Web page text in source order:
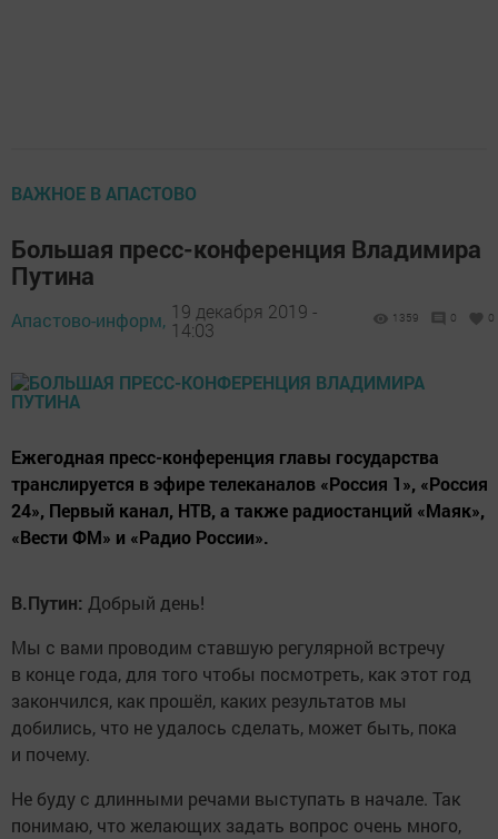
ВАЖНОЕ В АПАСТОВО
Большая пресс-конференция Владимира
Путина
Апастово-информ, 19 декабря 2019 -
14:03
1359 0 0
Ежегодная пресс-конференция главы государства
транслируется в эфире телеканалов «Россия 1», «Россия
24», Первый канал, НТВ, а также радиостанций «Маяк»,
«Вести ФМ» и «Радио России».
В.Путин: Добрый день!
Мы с вами проводим ставшую регулярной встречу
в конце года, для того чтобы посмотреть, как этот год
закончился, как прошёл, каких результатов мы
добились, что не удалось сделать, может быть, пока
и почему.
Не буду с длинными речами выступать в начале. Так
понимаю, что желающих задать вопрос очень много,